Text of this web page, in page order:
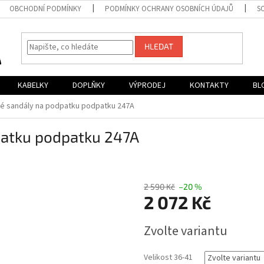
OBCHODNÍ PODMÍNKY PODMÍNKY OCHRANY OSOBNÍCH ÚDAJŮ
HLEDAT
KABELKY DOPLŇKY VÝPRODEJ KONTAKTY
sandály na podpatku podpatku 247A
podpatku 247A
2 590 Kč –20 %
2 072 Kč
cena:
Zvolte variantu
Velikost 36-41